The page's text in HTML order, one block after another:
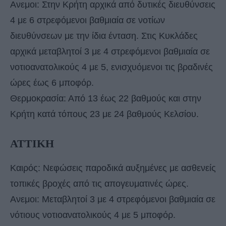
Ανεμοι: Στην Κρήτη αρχικά από δυτικές διευθύνσεις
4 με 6 στρεφόμενοι βαθμιαία σε νοτίων
διευθύνσεων με την ίδια ένταση. Στις Κυκλάδες
αρχικά μεταβλητοί 3 με 4 στρεφόμενοι βαθμιαία σε
νοτιοανατολικούς 4 με 5, ενισχυόμενοι τις βραδινές
ώρες έως 6 μποφόρ.
Θερμοκρασία: Από 13 έως 22 βαθμούς και στην
Κρήτη κατά τόπους 23 με 24 βαθμούς Κελσίου.
ΑΤΤΙΚΗ
Καιρός: Νεφώσεις παροδικά αυξημένες με ασθενείς
τοπικές βροχές από τις απογευματινές ώρες.
Ανεμοι: Μεταβλητοί 3 με 4 στρεφόμενοι βαθμιαία σε
νότιους νοτιοανατολικούς 4 με 5 μποφόρ.